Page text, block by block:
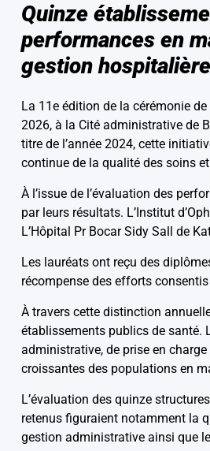
Quinze
performances en
gestion hospitalière
La 11e édition de la cérémonie
2026, à la Cité administrative de
titre de l’année 2024, cette
continue de la qualité des soins
À l’issue de l’évaluation des
par leurs résultats. L’Institut
L’Hôpital Pr Bocar Sidy Sall de
Les lauréats ont reçu des
récompense des efforts
À travers cette distinction
établissements publics de santé.
administrative, de prise en
croissantes des populations en
L’évaluation des quinze
retenus figuraient notamment la
gestion administrative ainsi que